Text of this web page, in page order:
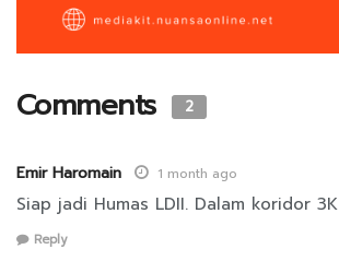
Comments 2
Emir Haromain 1 month ago
Siap jadi Humas LDII. Dalam koridor 3K
Reply